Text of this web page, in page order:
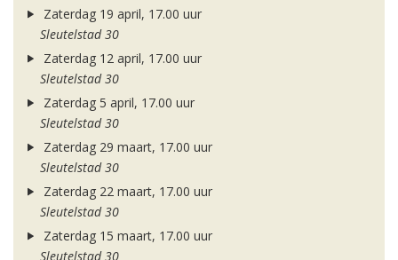
Zaterdag 19 april, 17.00 uur
Sleutelstad 30
Zaterdag 12 april, 17.00 uur
Sleutelstad 30
Zaterdag 5 april, 17.00 uur
Sleutelstad 30
Zaterdag 29 maart, 17.00 uur
Sleutelstad 30
Zaterdag 22 maart, 17.00 uur
Sleutelstad 30
Zaterdag 15 maart, 17.00 uur
Sleutelstad 30